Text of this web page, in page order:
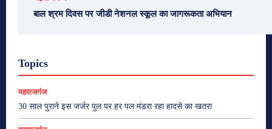
बाल श्रम दिवस पर जीडी नेशनल स्कूल का जागरूकता अभियान
Topics
महराजगंज
30 साल पुराने इस जर्जर पुल पर हर पल मंडरा रहा हादसे का खतरा